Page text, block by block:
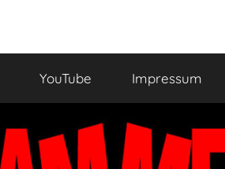
YouTube Impressum